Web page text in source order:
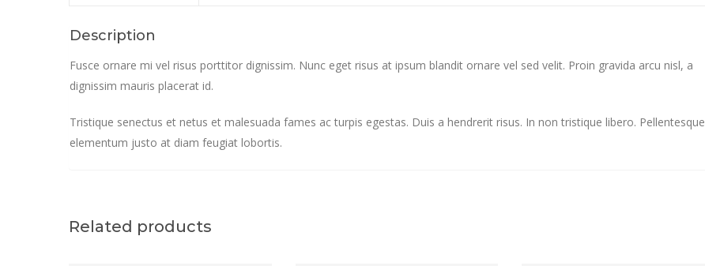
Description
Fusce ornare mi vel risus porttitor dignissim. Nunc eget risus at ipsum blandit ornare vel sed velit. Proin gravida arcu nisl, a
dignissim mauris placerat id.
Tristique senectus et netus et malesuada fames ac turpis egestas. Duis a hendrerit risus. In non tristique libero. Pellentesque
elementum justo at diam feugiat lobortis.
Related products